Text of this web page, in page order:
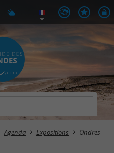
Agenda Expositions Ondres